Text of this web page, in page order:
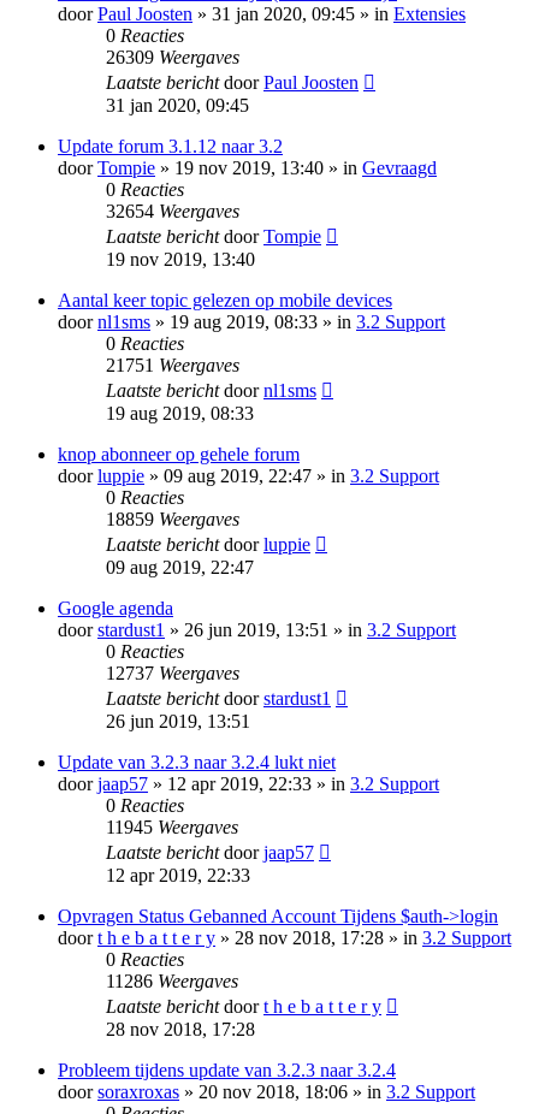
doorPaul Joosten » 31 jan 2020, 09:45 » in Extensies
0 Reacties
26309 Weergaves
Laatste berichtdoorPaul Joosten
31 jan 2020, 09:45
Update forum 3.1.12 naar 3.2
doorTompie » 19 nov 2019, 13:40 » in Gevraagd
0 Reacties
32654 Weergaves
Laatste berichtdoorTompie
19 nov 2019, 13:40
Aantal keer topic gelezen op mobile devices
doornl1sms » 19 aug 2019, 08:33 » in 3.2 Support
0 Reacties
21751 Weergaves
Laatste berichtdoornl1sms
19 aug 2019, 08:33
knop abonneer op gehele forum
doorluppie » 09 aug 2019, 22:47 » in 3.2 Support
0 Reacties
18859 Weergaves
Laatste berichtdoorluppie
09 aug 2019, 22:47
Google agenda
doorstardust1 » 26 jun 2019, 13:51 » in 3.2 Support
0 Reacties
12737 Weergaves
Laatste berichtdoorstardust1
26 jun 2019, 13:51
Update van 3.2.3 naar 3.2.4 lukt niet
doorjaap57 » 12 apr 2019, 22:33 » in 3.2 Support
0 Reacties
11945 Weergaves
Laatste berichtdoorjaap57
12 apr 2019, 22:33
Opvragen Status Gebanned Account Tijdens $auth->login
doort h e b a t t e r y » 28 nov 2018, 17:28 » in 3.2 Support
0 Reacties
11286 Weergaves
Laatste berichtdoort h e b a t t e r y
28 nov 2018, 17:28
Probleem tijdens update van 3.2.3 naar 3.2.4
doorsoraxroxas » 20 nov 2018, 18:06 » in 3.2 Support